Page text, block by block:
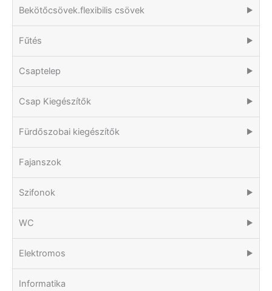
Bekötőcsövek.flexibilis csövek ▶
Fűtés ▶
Csaptelep ▶
Csap Kiegészítők ▶
Fürdőszobai kiegészítők ▶
Fajanszok
Szifonok ▶
WC ▶
Elektromos ▶
Informatika